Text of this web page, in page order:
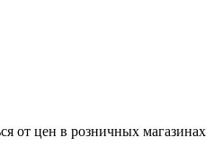
от цен в розничных магазинах